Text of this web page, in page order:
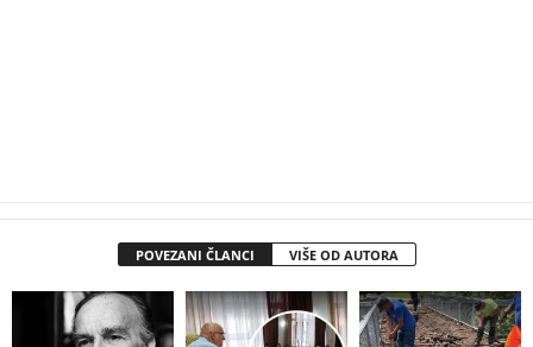
POVEZANI ČLANCI VIŠE OD AUTORA